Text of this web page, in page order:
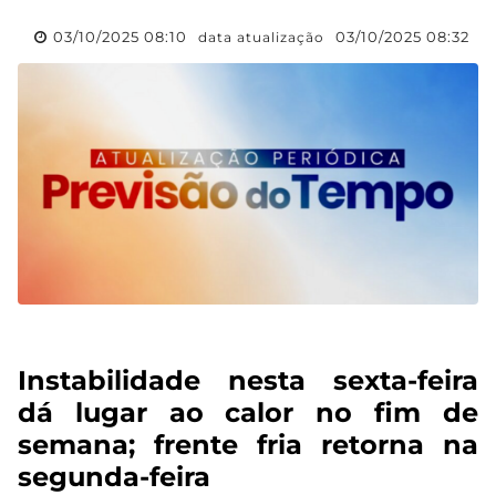
03/10/2025 08:10 data atualização 03/10/2025 08:32
Instabilidade nesta sexta-feira
dá lugar ao calor no fim de
semana; frente fria retorna na
segunda-feira